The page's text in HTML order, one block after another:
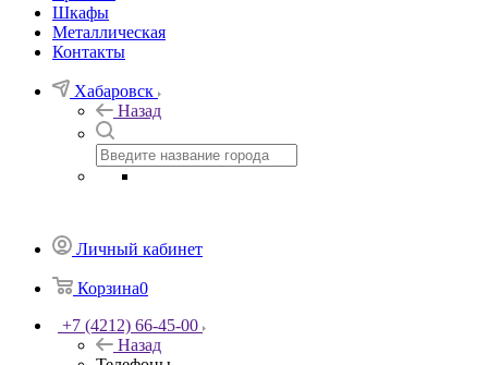
Шкафы
Металлическая
Контакты
Хабаровск
Назад
Личный кабинет
Корзина0
+7 (4212) 66-45-00
Назад